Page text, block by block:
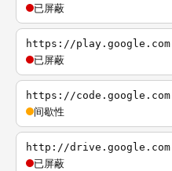
已屏蔽
https://play.google.com
已屏蔽
https://code.google.com
间歇性
http://drive.google.com
已屏蔽